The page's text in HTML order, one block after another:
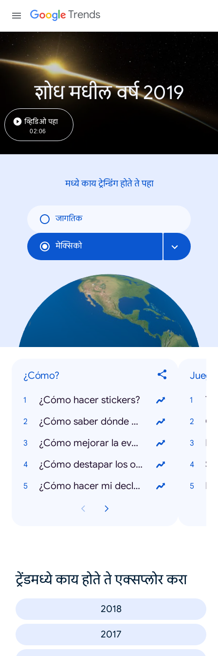
Trends
शोध मधील वर्ष 2019
व्हिडिओ पहा
02:06
मध्ये काय ट्रेन्डिंंग होते ते पहा
जागतिक
मेक्सिको
¿Cómo?
¿Cómo hacer stickers?
¿Cómo saber dónde hay gasolina?
¿Cómo mejorar la evaluación en el aula?
¿Cómo destapar los oídos?
¿Cómo hacer mi declaración anual?
ट्रेंडमध्ये काय होते ते एक्सप्लोर करा
2018
2017